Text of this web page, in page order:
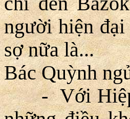
người hiện
sợ nữa là...
Bác Quỳnh
- Với Hiệp